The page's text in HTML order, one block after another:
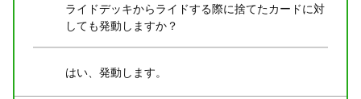
ライドデッキからライドする際に捨てたカードに対
しても発動しますか？
はい、発動します。